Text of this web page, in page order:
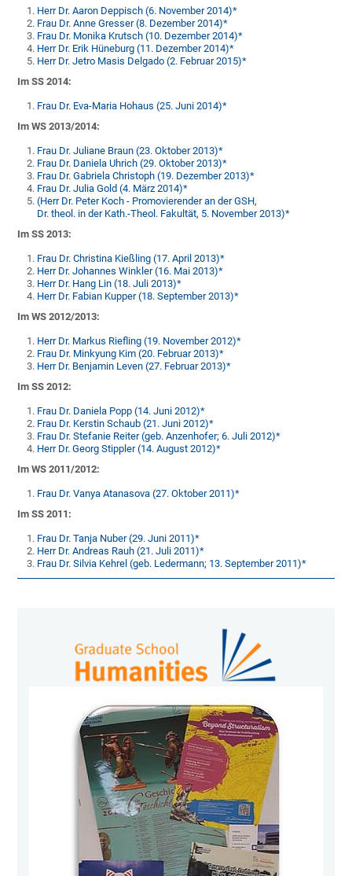
Herr Dr. Aaron Deppisch (6. November 2014)*
Frau Dr. Anne Gresser (8. Dezember 2014)*
Frau Dr. Monika Krutsch (10. Dezember 2014)*
Herr Dr. Erik Hüneburg (11. Dezember 2014)*
Herr Dr. Jetro Masis Delgado (2. Februar 2015)*
Im SS 2014:
Frau Dr. Eva-Maria Hohaus (25. Juni 2014)*
Im WS 2013/2014:
Frau Dr. Juliane Braun (23. Oktober 2013)*
Frau Dr. Daniela Uhrich (29. Oktober 2013)*
Frau Dr. Gabriela Christoph (19. Dezember 2013)*
Frau Dr. Julia Gold (4. März 2014)*
(Herr Dr. Peter Koch - Promovierender an der GSH,
Dr. theol. in der Kath.-Theol. Fakultät, 5. November 2013)*
Im SS 2013:
Frau Dr. Christina Kießling (17. April 2013)*
Herr Dr. Johannes Winkler (16. Mai 2013)*
Herr Dr. Hang Lin (18. Juli 2013)*
Herr Dr. Fabian Kupper (18. September 2013)*
Im WS 2012/2013:
Herr Dr. Markus Riefling (19. November 2012)*
Frau Dr. Minkyung Kim (20. Februar 2013)*
Herr Dr. Benjamin Leven (27. Februar 2013)*
Im SS 2012:
Frau Dr. Daniela Popp (14. Juni 2012)*
Frau Dr. Kerstin Schaub (21. Juni 2012)*
Frau Dr. Stefanie Reiter (geb. Anzenhofer; 6. Juli 2012)*
Herr Dr. Georg Stippler (14. August 2012)*
Im WS 2011/2012:
Frau Dr. Vanya Atanasova (27. Oktober 2011)*
Im SS 2011:
Frau Dr. Tanja Nuber (29. Juni 2011)*
Herr Dr. Andreas Rauh (21. Juli 2011)*
Frau Dr. Silvia Kehrel (geb. Ledermann; 13. September 2011)*